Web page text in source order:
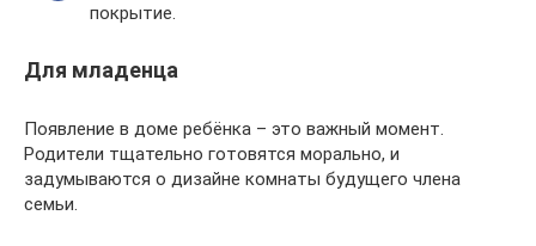
покрытие.
Для младенца
Появление в доме ребёнка – это важный момент.
Родители тщательно готовятся морально, и
задумываются о дизайне комнаты будущего члена
семьи.